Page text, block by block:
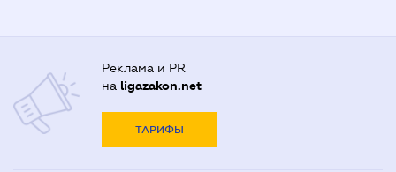
Реклама и PR
на ligazakon.net
ТАРИФЫ